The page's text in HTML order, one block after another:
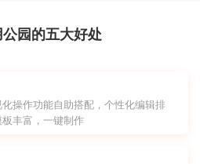
园的五大好处
操作功能自助搭配，个性化编辑排
板丰富，一键制作